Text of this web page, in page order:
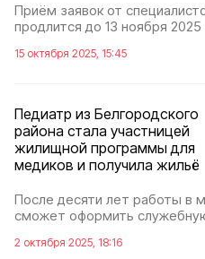
Приём заявок от
продлится до 13 ноября 2025
15 октября 2025, 15:45
Педиатр из Белгородского
района стала участницей
жилищной программы для
медиков и получила жильё
После десяти лет работы в
сможет оформить
2 октября 2025, 18:16